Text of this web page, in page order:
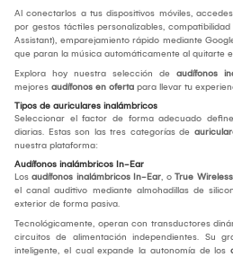
Al conectarlos a tus dispositivos móviles,
por gestos táctiles personalizables,
Assistant), emparejamiento rápido mediante
que paran la música automáticamente al quitarte
Explora hoy nuestra selección de audífonos
mejores audífonos en oferta para llevar tu
Tipos de auriculares inalámbricos
Seleccionar el factor de forma adecuado
diarias. Estas son las tres categorías de
nuestra plataforma:
Audífonos inalámbricos In-Ear
Los audífonos inalámbricos In-Ear, o True Wireless
el canal auditivo mediante almohadillas de
exterior de forma pasiva.
Tecnológicamente, operan con transductores
circuitos de alimentación independientes. Su
inteligente, el cual expande la autonomía de los